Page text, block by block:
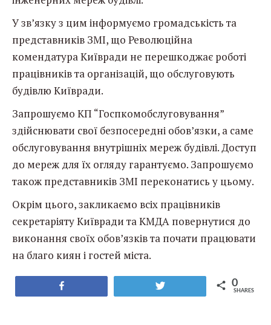
У зв’язку з цим інформуємо громадськість та
представників ЗМІ, що Революційна
комендатура Київради не перешкоджає роботі
працівників та організацій, що обслуговують
будівлю Київради.
Запрошуємо КП “Госпкомобслуговування”
здійснювати свої безпосередні обов’язки, а саме
обслуговування внутрішніх мереж будівлі. Доступ
до мереж для їх огляду гарантуємо. Запрошуємо
також представників ЗМІ переконатись у цьому.
Окрім цього, закликаємо всіх працівників
секретаріяту Київради та КМДА повернутися до
виконання своїх обов’язків та почати працювати
на благо киян і гостей міста.
0
SHARES